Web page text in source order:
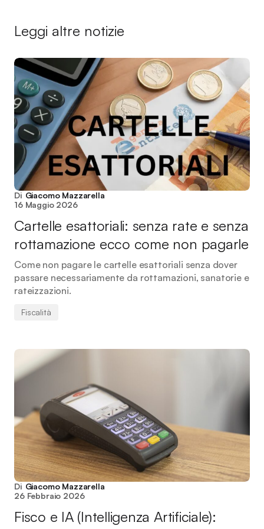
Leggi altre notizie
Di Giacomo Mazzarella
16 Maggio 2026
Cartelle esattoriali: senza rate e senza
rottamazione ecco come non pagarle
Come non pagare le cartelle esattoriali senza dover
passare necessariamente da rottamazioni, sanatorie e
rateizzazioni.
Fiscalità
Di Giacomo Mazzarella
26 Febbraio 2026
Fisco e IA (Intelligenza Artificiale):